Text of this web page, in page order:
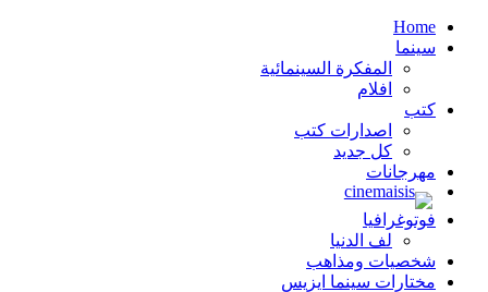
Home
سينما
المفكرة السينمائية
افلام
كتب
اصدارات كتب
كل جديد
مهرجانات
فوتوغرافيا
لف الدنيا
شخصيات ومذاهب
مختارات سينما ايزيس